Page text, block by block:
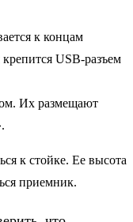
к концам
USB-разъем
Их размещают
к стойке. Ее высота
приемник.